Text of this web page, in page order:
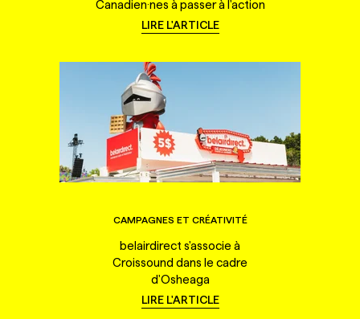
Canadien·nes à passer à l'action
LIRE L'ARTICLE
CAMPAGNES ET CRÉATIVITÉ
belairdirect s'associe à
Croissound dans le cadre
d'Osheaga
LIRE L'ARTICLE